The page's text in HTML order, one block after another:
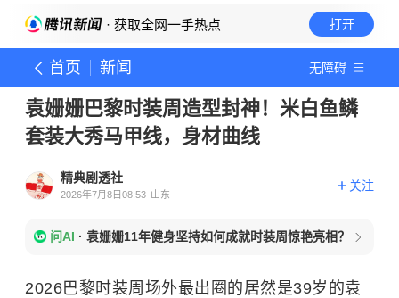
· 获取全网一手热点 打开
首页 新闻 无障碍
袁姗姗巴黎时装周造型封神！米白鱼鳞
套装大秀马甲线，身材曲线
精典剧透社
2026年7月8日08:53 山东
关注
问AI · 袁姗姗11年健身坚持如何成就时装周惊艳亮相？
2026巴黎时装周场外最出圈的居然是39岁的袁